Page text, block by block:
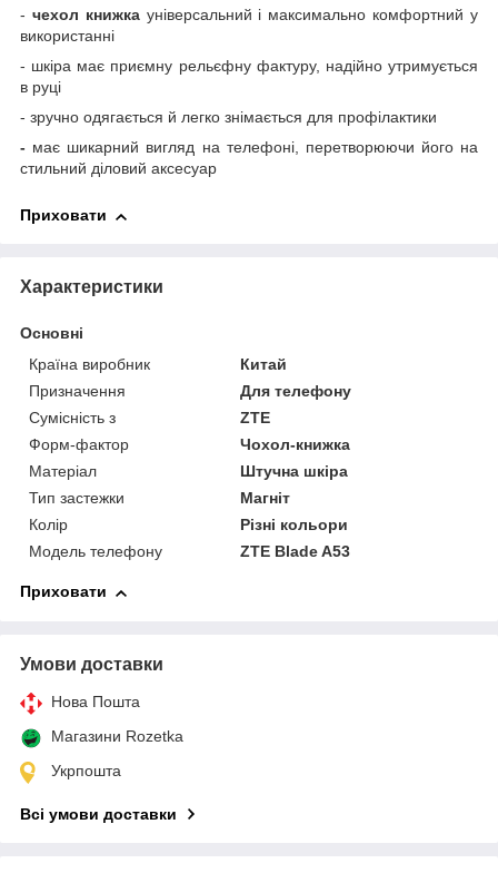
- чехол книжкауніверсальний і максимально комфортний у
використанні
- шкіра має приємну рельєфну фактуру, надійно утримується
в руці
- зручно одягається й легко знімається для профілактики
- має шикарний вигляд на телефоні, перетворюючи його на
стильний діловий аксесуар
Приховати
Характеристики
Основні
Країна виробник
Китай
Призначення
Для телефону
Сумісність з
ZTE
Форм-фактор
Чохол-книжка
Матеріал
Штучна шкіра
Тип застежки
Магніт
Колір
Різні кольори
Модель телефону
ZTE Blade A53
Приховати
Умови доставки
Нова Пошта
Магазини Rozetka
Укрпошта
Всі умови доставки